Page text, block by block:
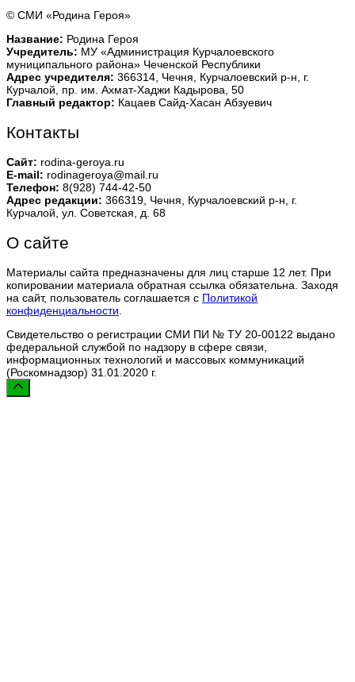
© СМИ «Родина Героя»
Название: Родина Героя
Учредитель: МУ «Администрация Курчалоевского
муниципального района» Чеченской Республики
Адрес учредителя: 366314, Чечня, Курчалоевский р-н, г.
Курчалой, пр. им. Ахмат-Хаджи Кадырова, 50
Главный редактор: Кацаев Сайд-Хасан Абзуевич
Контакты
Сайт: rodina-geroya.ru
E-mail: rodinageroya@mail.ru
Телефон: 8(928) 744-42-50
Адрес редакции: 366319, Чечня, Курчалоевский р-н, г.
Курчалой, ул. Советская, д. 68
О сайте
Материалы сайта предназначены для лиц старше 12 лет. При
копировании материала обратная ссылка обязательна. Заходя
на сайт, пользователь соглашается с Политикой
конфиденциальности